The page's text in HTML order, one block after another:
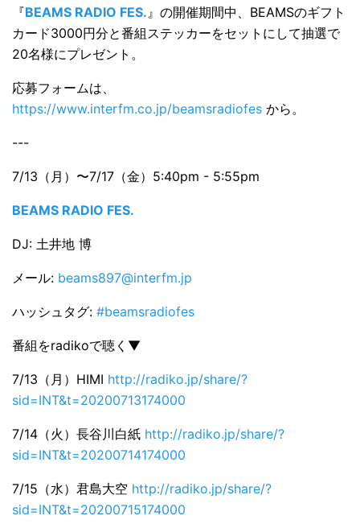
『BEAMS RADIO FES.』の開催期間中、BEAMSのギフト
カード3000円分と番組ステッカーをセットにして抽選で
20名様にプレゼント。
応募フォームは、
https://www.interfm.co.jp/beamsradiofes から。
---
7/13（月）〜7/17（金）5:40pm - 5:55pm
BEAMS RADIO FES.
DJ: 土井地 博
メール: beams897@interfm.jp
ハッシュタグ: #beamsradiofes
番組をradikoで聴く▼
7/13（月）HIMI http://radiko.jp/share/?
sid=INT&t=20200713174000
7/14（火）長谷川白紙 http://radiko.jp/share/?
sid=INT&t=20200714174000
7/15（水）君島大空 http://radiko.jp/share/?
sid=INT&t=20200715174000